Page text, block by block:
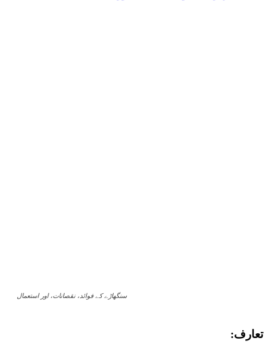
سنگھاڑے کے فوائد، نقصانات، اور استعمال
تعارف: